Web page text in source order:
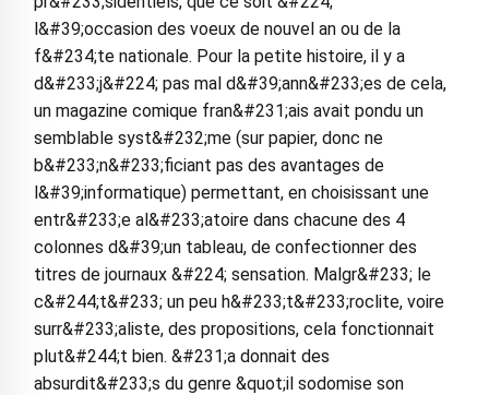
l&#39;occasion des voeux de nouvel an ou de la
f&#234;te nationale. Pour la petite histoire, il y a
d&#233;j&#224; pas mal d&#39;ann&#233;es de cela,
un magazine comique fran&#231;ais avait pondu un
semblable syst&#232;me (sur papier, donc ne
b&#233;n&#233;ficiant pas des avantages de
l&#39;informatique) permettant, en choisissant une
entr&#233;e al&#233;atoire dans chacune des 4
colonnes d&#39;un tableau, de confectionner des
titres de journaux &#224; sensation. Malgr&#233; le
c&#244;t&#233; un peu h&#233;t&#233;roclite, voire
surr&#233;aliste, des propositions, cela fonctionnait
plut&#244;t bien. &#231;a donnait des
absurdit&#233;s du genre &quot;il sodomise son